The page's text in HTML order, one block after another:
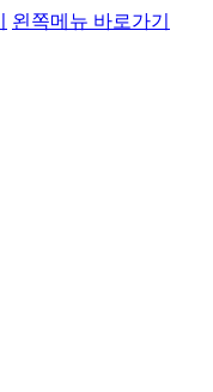
왼쪽메뉴 바로가기